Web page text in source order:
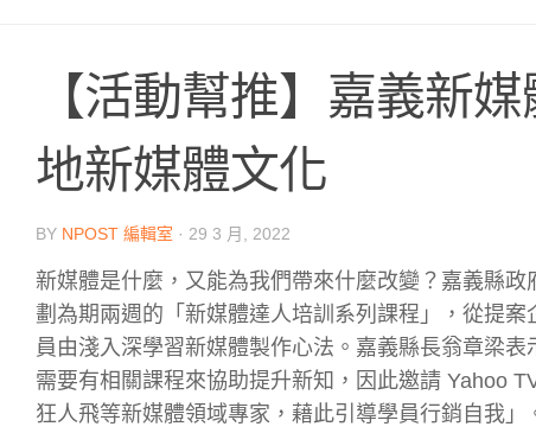
【活動幫推】嘉義新
地新媒體文化
BY NPOST 編輯室 · 29 3 月, 2022
新媒體是什麼，又能為我們帶來什麼改變？嘉義縣
劃為期兩週的「新媒體達人培訓系列課程」，從提
員由淺入深學習新媒體製作心法。嘉義縣長翁章梁
需要有相關課程來協助提升新知，因此邀請 Yahoo
狂人飛等新媒體領域專家，藉此引導學員行銷自我」